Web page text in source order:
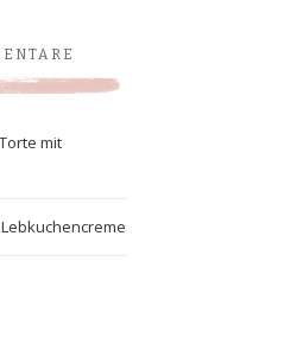
mit